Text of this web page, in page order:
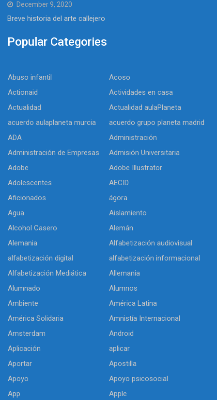
December 9, 2020
Breve historia del arte callejero
Popular Categories
Abuso infantil
Acoso
Actionaid
Actividades en casa
Actualidad
Actualidad aulaPlaneta
acuerdo aulaplaneta murcia
acuerdo grupo planeta madrid
ADA
Administración
Administración de Empresas
Admisión Universitaria
Adobe
Adobe Illustrator
Adolescentes
AECID
Aficionados
ágora
Agua
Aislamiento
Alcohol Casero
Alemán
Alemania
Alfabetización audiovisual
alfabetización digital
alfabetización informacional
Alfabetización Mediática
Allemania
Alumnado
Alumnos
Ambiente
América Latina
América Solidaria
Amnistía Internacional
Amsterdam
Android
Aplicación
aplicar
Aportar
Apostilla
Apoyo
Apoyo psicosocial
App
Apple